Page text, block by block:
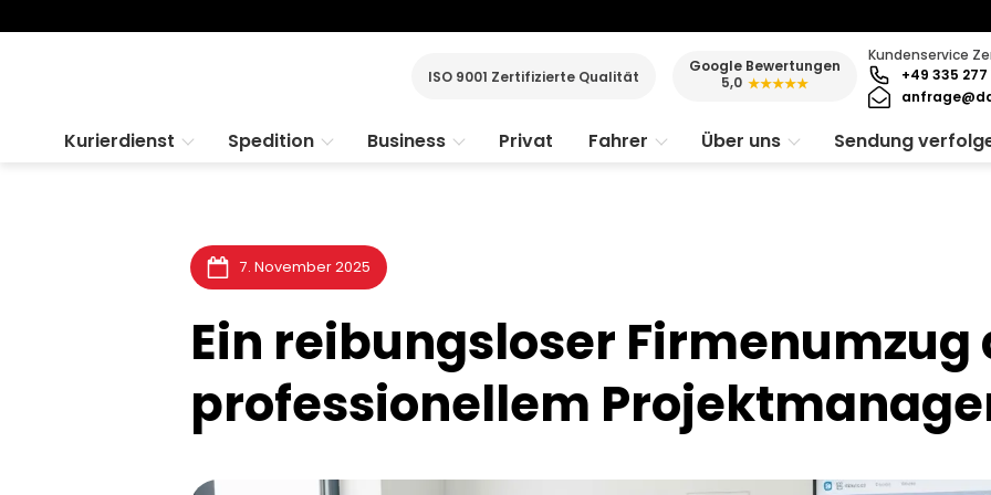
ISO 9001 Zertifizierte Qualität
Google Bewertungen
5,0 ★★★★★
Kundenservice
+49 335 277
Kurierdienst Spedition Business Privat Fahrer Über uns Sendung
7. November 2025
Ein reibungsloser Firmenumzug
professionellem